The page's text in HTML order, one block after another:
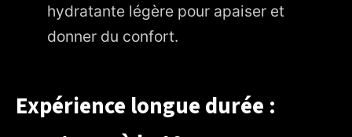
hydratante légère pour apaiser et
donner du confort.
Expérience longue durée :